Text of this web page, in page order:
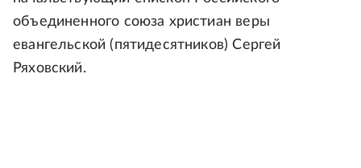
объединенного союза христиан веры
евангельской (пятидесятников) Сергей
Ряховский.